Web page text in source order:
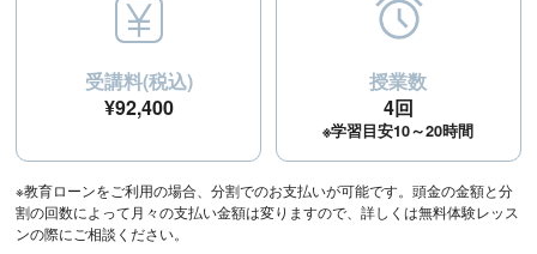
受講料(税込)
¥92,400
授業数
4回
※学習目安10～20時間
※教育ローンをご利用の場合、分割でのお支払いが可能です。頭金の金額と分
割の回数によって月々の支払い金額は変りますので、詳しくは無料体験レッス
ンの際にご相談ください。